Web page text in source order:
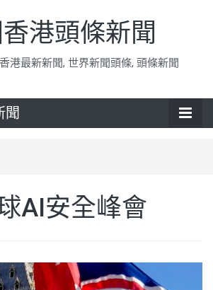
港頭條新聞
港最新新聞, 世界新聞頭條, 頭條新聞
聞
AI安全峰會